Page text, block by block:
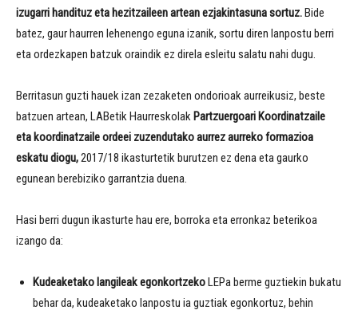
izugarri handituz eta hezitzaileen arteanezjakintasuna sortuz.Bide
batez, gaur haurren lehenengo eguna izanik, sortu diren lanpostu berri
eta ordezkapen batzuk oraindik ez direla esleitu salatu nahi dugu.
Berritasun guzti hauek izan zezaketen ondorioak aurreikusiz, beste
batzuen artean, LABetik Haurreskolak Partzuergoari Koordinatzaile
eta koordinatzaile ordeei zuzendutako aurrez aurreko formazioa
eskatu diogu,2017/18 ikasturtetik burutzen ez dena eta gaurko
egunean berebiziko garrantzia duena.
Hasi berri dugun ikasturte hau ere, borroka eta erronkaz beterikoa
izango da:
Kudeaketako langileak egonkortzekoLEPa berme guztiekin bukatu
behar da, kudeaketako lanpostu ia guztiak egonkortuz, behin